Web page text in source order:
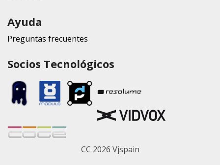
Ayuda
Preguntas frecuentes
Socios Tecnológicos
CC 2026 Vjspain